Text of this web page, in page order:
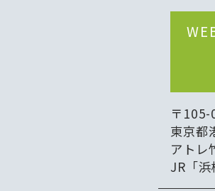
〒
東京都
アトレ
JR「